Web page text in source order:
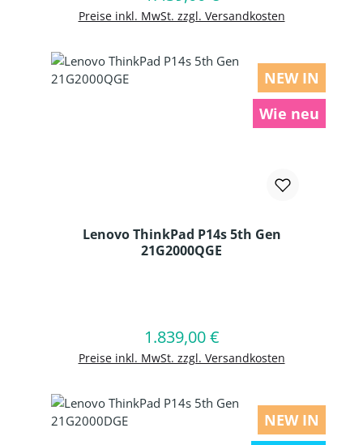
Preise inkl. MwSt. zzgl. Versandkosten
NEW IN
Wie neu
Lenovo ThinkPad P14s 5th Gen
21G2000QGE
Regulärer Preis:
1.839,00 €
Preise inkl. MwSt. zzgl. Versandkosten
In den Warenkorb
NEW IN